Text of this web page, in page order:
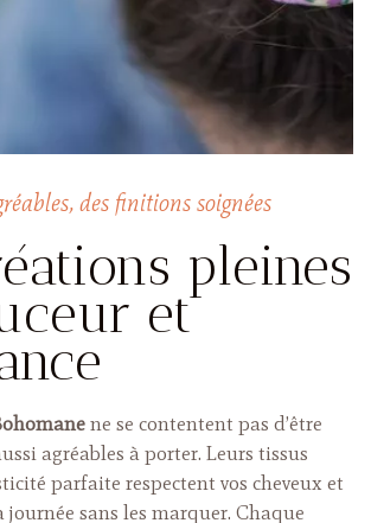
des finitions soignées
pleines
et
ne se contentent pas d’être
agréables à porter. Leurs tissus
parfaite respectent vos cheveux et
sans les marquer. Chaque